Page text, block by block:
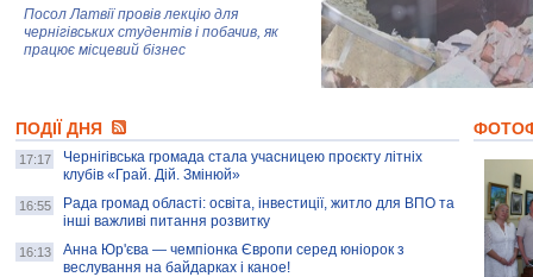
Посол Латвії провів лекцію для
чернігівських студентів і побачив, як
працює місцевий бізнес
колекцію про війну, емоції та тварин
AB InBev Efes Україна підтримала
навчальний проєкт "Молодіжна бізнес-
школа", спрямований на розвиток
підприємництва у Чернігівській області
ПОДІЇ ДНЯ
17:17
Чернігівська громада стала учасницею проєкту літніх
клубів «Грай. Дій. Змінюй»
16:55
Рада громад області: освіта, інвестиції, житло для ВПО та
інші важливі питання розвитку
16:13
Анна Юр'єва — чемпіонка Європи серед юніорок з
веслування на байдарках і каное!